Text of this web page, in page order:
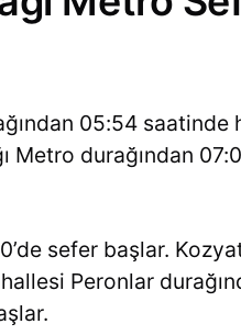
05:54 saatinde
durağından
sefer başlar.
Peronlar